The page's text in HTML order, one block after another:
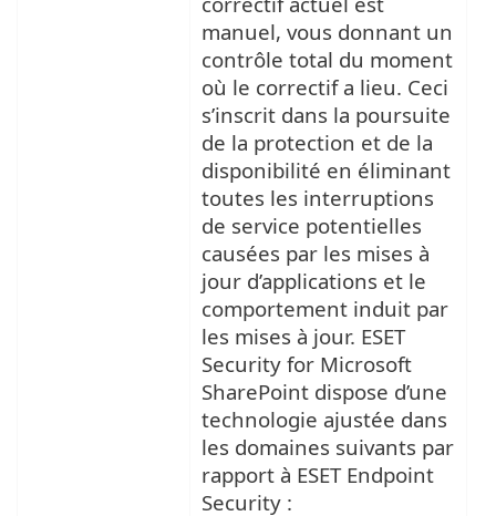
manuel, vous donnant un
contrôle total du moment
où le correctif a lieu. Ceci
s’inscrit dans la poursuite
de la protection et de la
disponibilité en éliminant
toutes les interruptions
de service potentielles
causées par les mises à
jour d’applications et le
comportement induit par
les mises à jour. ESET
Security for Microsoft
SharePoint dispose d’une
technologie ajustée dans
les domaines suivants par
rapport à ESET Endpoint
Security :